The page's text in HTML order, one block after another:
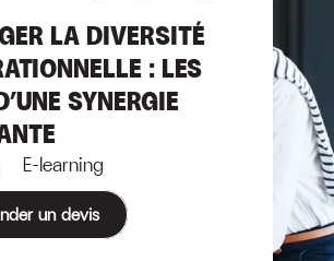
LA DIVERSITÉ
: LES
SYNERGIE
E-learning
un devis